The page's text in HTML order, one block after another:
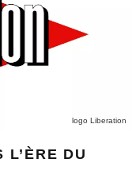
logo Liberation
L’ÈRE DU